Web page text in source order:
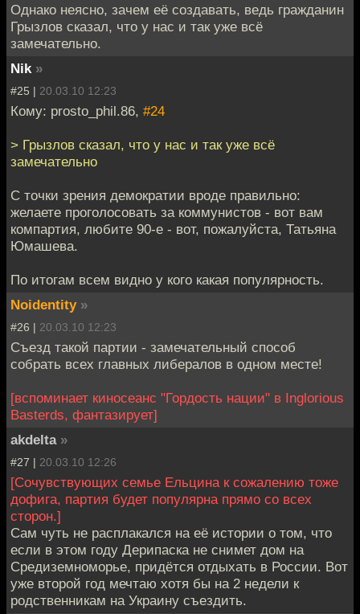
Однако неясно, зачем её создавать, ведь гражданин
Грызлов сказал, что у нас и так уже всё
замечательно.
Nik »
#25 | 20.03.10 12:23
Кому: prosto_phil.86, #24
> Грызлов сказал, что у нас и так уже всё
замечательно
С точки зрения демократии вроде правильно:
желаете проголосовать за коммунистов - вот вам
компартия, любите 90-е - вот, пожалуйста, Татьяна
Юмашева.
По итогам всем видно у кого какая популярность.
Noidentity »
#26 | 20.03.10 12:23
Съезд такой партии - замечательный способ
собрать всех главных либералов в одном месте!
[вспоминает киносеанс "Гордость нации" в Inglorious
Basterds, фантазирует]
akdelta »
#27 | 20.03.10 12:26
[Сочувствующих семье Ельцина к сожалению тоже
дофига, партия будет популярна прямо со всех
сторон.]
Сам чуть не расплакался на её истории о том, что
если в этом году Дерипаска не снимет дом на
Средиземноморье, придётся отдыхать в России. Вот
уже второй год мечтаю хотя бы на 2 недели к
родственникам на Украину съездить.